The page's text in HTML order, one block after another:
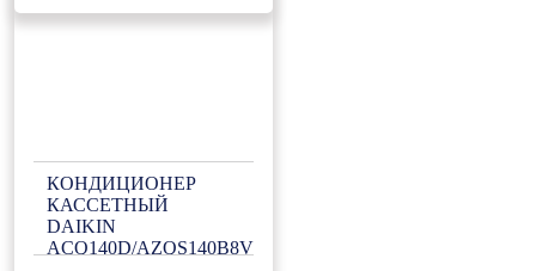
КОНДИЦИОНЕР
КАССЕТНЫЙ
DAIKIN
ACQ140D/AZQS140B8V1